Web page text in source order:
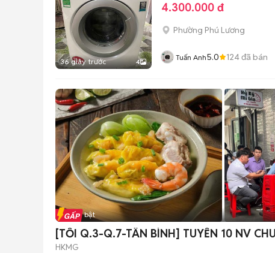
36 giây trước 4
4.300.000 đ
Phường Phú Lương
Tuấn Anh5.0 124đã bán
Tin nổi bật
[TỐI Q.3-Q.7-TÂN BÌNH] TUYỂN 10 NV
HKMG